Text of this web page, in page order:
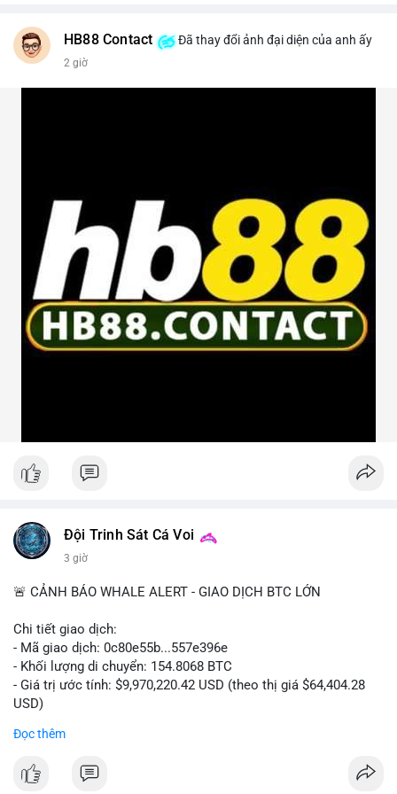
HB88 Contact Đã thay đổi ảnh đại diện của anh ấy
2 giờ
Đội Trinh Sát Cá Voi
3 giờ
🚨 CẢNH BÁO WHALE ALERT - GIAO DỊCH BTC LỚN
Chi tiết giao dịch:
- Mã giao dịch: 0c80e55b...557e396e
- Khối lượng di chuyển: 154.8068 BTC
- Giá trị ước tính: $9,970,220.42 USD (theo thị giá $64,404.28
USD)
xác nhận di chuyển trong mempool. Với quy mô này, khả năng
Đọc thêm